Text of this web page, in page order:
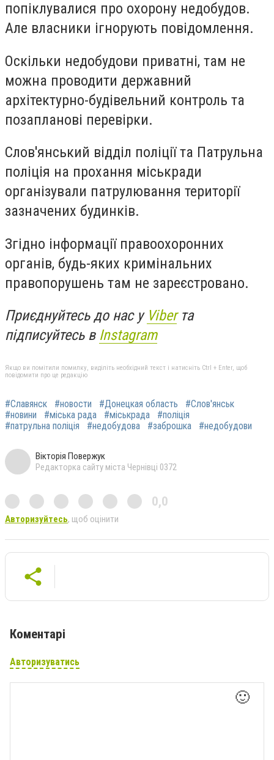
попіклувалися про охорону недобудов.
Але власники ігнорують повідомлення.
Оскільки недобудови приватні, там не
можна проводити державний
архітектурно-будівельний контроль та
позапланові перевірки.
Слов'янський відділ поліції та Патрульна
поліція на прохання міськради
організували патрулювання території
зазначених будинків.
Згідно інформації правоохоронних
органів, будь-яких кримінальних
правопорушень там не зареєстровано.
Приєднуйтесь до нас у Viberта
підписуйтесь в Instagram
Якщо ви помітили помилку, виділіть необхідний текст і натисніть Ctrl + Enter, щоб
повідомити про це редакцію
#Славянск #новости #Донецкая область
#Слов'янськ
#новини
#міська рада #міськрада
#поліція
#патрульна поліція
#недобудова #заброшка #недобудови
Вікторія Повержук
Редакторка сайту міста Чернівці 0372
0,0
Авторизуйтесь, щоб оцінити
Коментарі
Авторизуватись
🙂